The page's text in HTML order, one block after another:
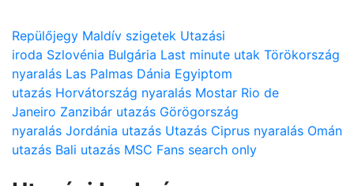
Repülőjegy Maldív szigetek Utazási
iroda Szlovénia Bulgária Last minute utak Törökország
nyaralás Las Palmas Dánia Egyiptom
utazás Horvátország nyaralás Mostar Rio de
Janeiro Zanzibár utazás Görögország
nyaralás Jordánia utazás Utazás Ciprus nyaralás Omán
utazás Bali utazás MSC Fans search only